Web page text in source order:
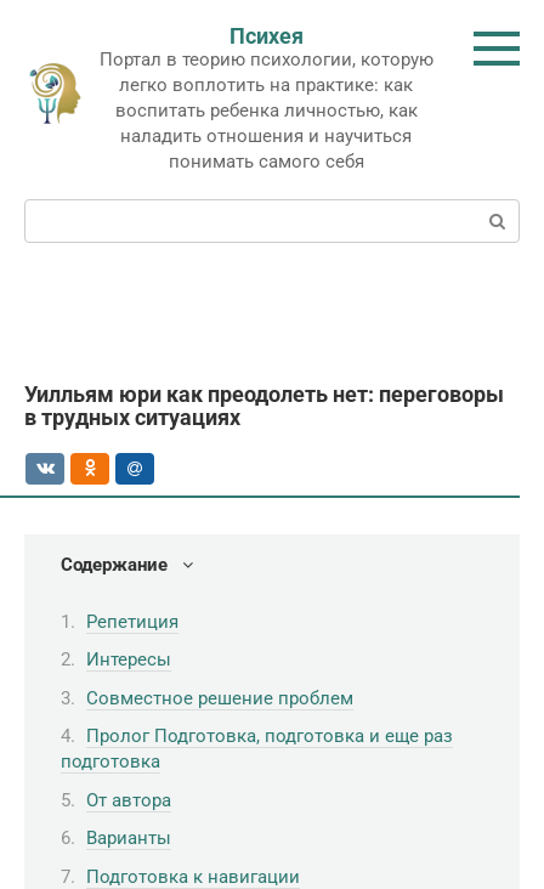
контенту
Психея
Портал в теорию психологии, которую
легко воплотить на практике: как
воспитать ребенка личностью, как
наладить отношения и научиться
понимать самого себя
Поиск:
Уилльям юри как преодолеть нет: переговоры
в трудных ситуациях
Содержание
Репетиция
Интересы
Совместное решение проблем
Пролог Подготовка, подготовка и еще раз
подготовка
От автора
Варианты
Подготовка к навигации